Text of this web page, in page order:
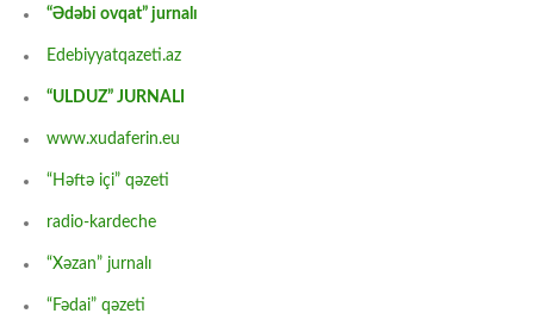
“Ədəbi ovqat” jurnalı
Edebiyyatqazeti.az
“ULDUZ” JURNALI
www.xudaferin.eu
“Həftə içi” qəzeti
radio-kardeche
“Xəzan” jurnalı
“Fədai” qəzeti